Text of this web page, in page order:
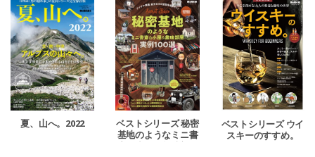
夏、山へ。2022
ベストシリーズ 秘密
基地のようなミニ書
斎＆小屋＆趣味部屋
ベストシリーズ ウイ
スキーのすすめ。